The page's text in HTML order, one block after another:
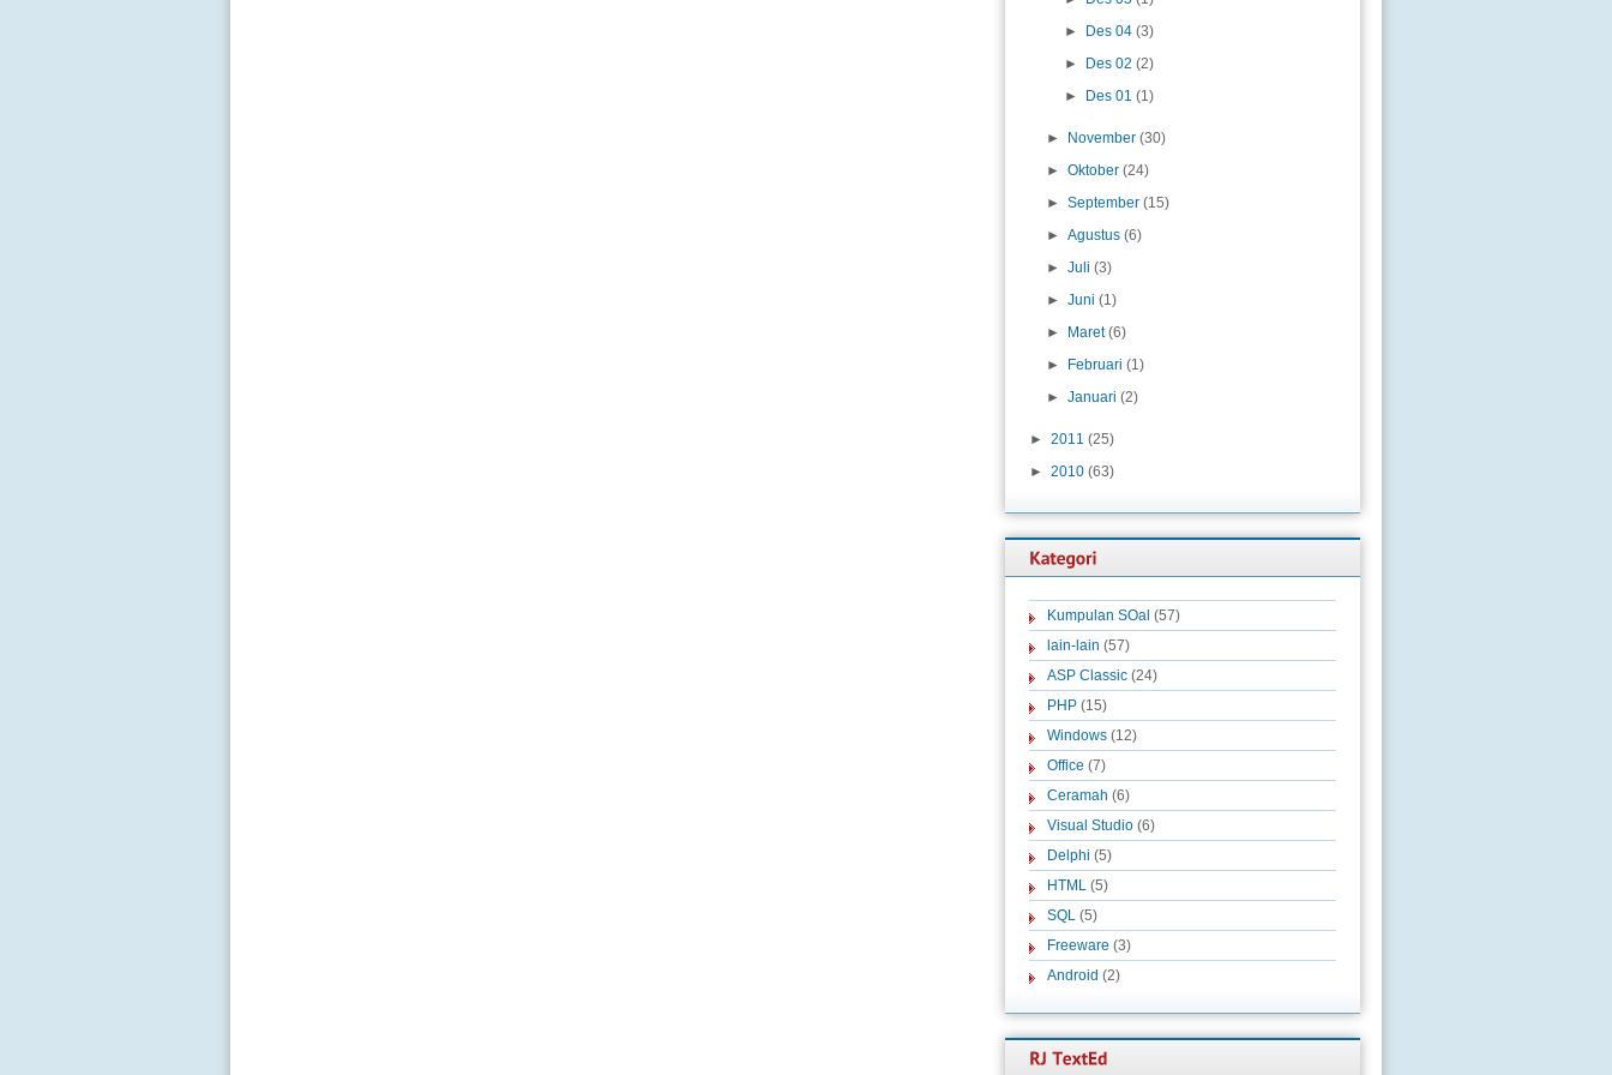
►
Des 04 (3)
►
Des 02 (2)
►
Des 01 (1)
► November (30)
►Oktober (24)
►September (15)
►Agustus (6)
►Juli (3)
►Juni (1)
►
Maret (6)
►
Februari (1)
►Januari (2)
► 2011 (25)
► 2010 (63)
Kumpulan SOal (57)
lain-lain (57)
ASP Classic (24)
PHP (15)
Windows (12)
Office (7)
Ceramah (6)
Visual Studio (6)
Delphi (5)
HTML (5)
SQL (5)
Freeware (3)
Android (2)